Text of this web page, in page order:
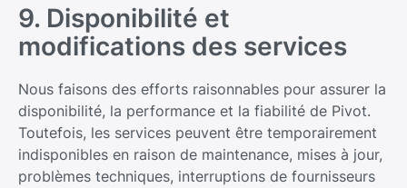
9. Disponibilité et
modifications des services
Nous faisons des efforts raisonnables pour assurer la
disponibilité, la performance et la fiabilité de Pivot.
Toutefois, les services peuvent être temporairement
indisponibles en raison de maintenance, mises à jour,
problèmes techniques, interruptions de fournisseurs